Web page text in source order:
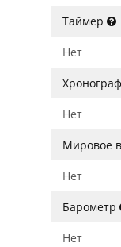
Таймер
Нет
Хронограф
Нет
Мировое
Нет
Барометр
Нет